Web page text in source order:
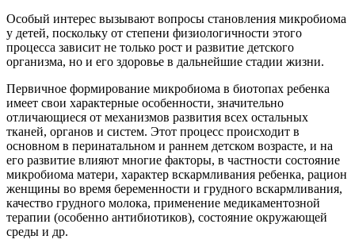
Особый интерес вызывают вопросы становления микробиома
у детей, поскольку от степени физиологичности этого
процесса зависит не только рост и развитие детского
организма, но и его здоровье в дальнейшие стадии жизни.
Первичное формирование микробиома в биотопах ребенка
имеет свои характерные особенности, значительно
отличающиеся от механизмов развития всех остальных
тканей, органов и систем. Этот процесс происходит в
основном в перинатальном и раннем детском возрасте, и на
его развитие влияют многие факторы, в частности состояние
микробиома матери, характер вскармливания ребенка, рацион
женщины во время беременности и грудного вскармливания,
качество грудного молока, применение медикаментозной
терапии (особенно антибиотиков), состояние окружающей
среды и др.